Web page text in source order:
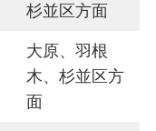
杉並区方面
大原、羽根
木、杉並区方
面